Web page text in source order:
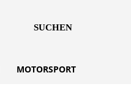
SUCHEN
MOTORSPORT